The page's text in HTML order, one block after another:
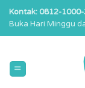
Skip
content
Kontak: 0812-
Buka Hari Minggu